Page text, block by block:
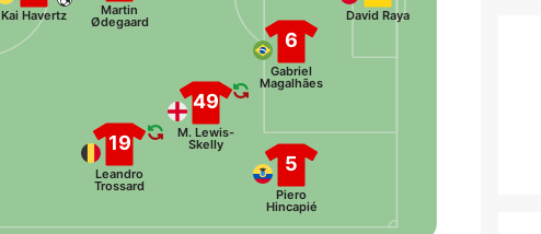
David Raya
5
Piero
Hincapié
6
Gabriel
Magalhães
49
M. Lewis-
Skelly
19
Leandro
Trossard
Martin
Ødegaard
Kai Havertz